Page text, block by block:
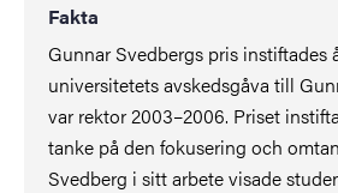
Fakta
Gunnar Svedbergs pris instiftades
universitetets avskedsgåva till
var rektor 2003–2006. Priset
tanke på den fokusering och
Svedberg i sitt arbete visade